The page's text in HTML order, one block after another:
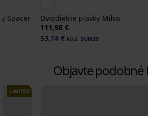
Spacer
Dvojdielne plavky Milos
111,98 €
53,74 € kód: SUN20
Objavte podobné
LIMITED